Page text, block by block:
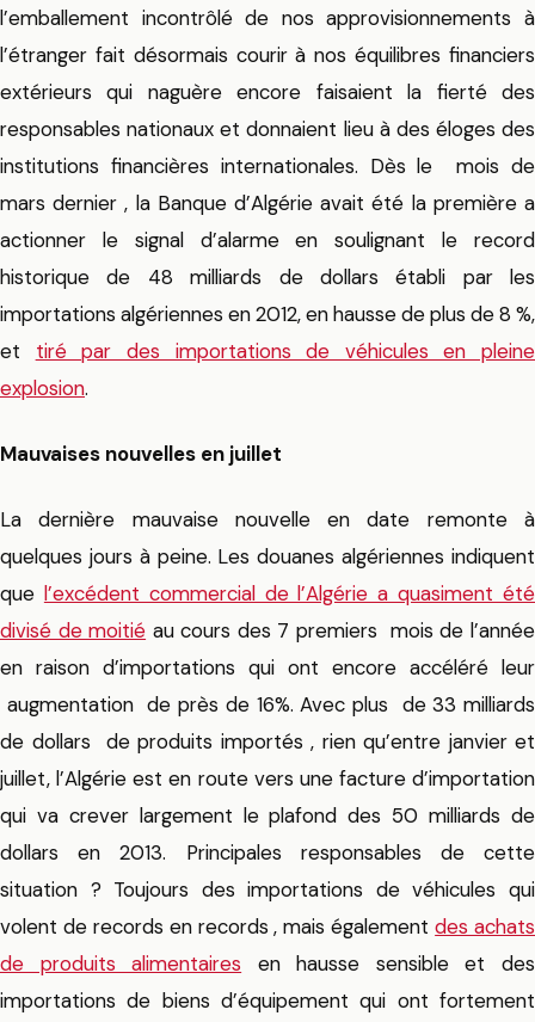
l’emballement incontrôlé de nos approvisionnements à
l’étranger fait désormais courir à nos équilibres financiers
extérieurs qui naguère encore faisaient la fierté des
responsables nationaux et donnaient lieu à des éloges des
institutions financières internationales. Dès le mois de
mars dernier , la Banque d’Algérie avait été la première a
actionner le signal d’alarme en soulignant le record
historique de 48 milliards de dollars établi par les
importations algériennes en 2012, en hausse de plus de 8 %,
et tiré par des importations de véhicules en pleine
explosion.
Mauvaises nouvelles en juillet
La dernière mauvaise nouvelle en date remonte à
quelques jours à peine. Les douanes algériennes indiquent
que l’excédent commercial de l’Algérie a quasiment été
divisé de moitié au cours des 7 premiers mois de l’année
en raison d’importations qui ont encore accéléré leur
augmentation de près de 16%. Avec plus de 33 milliards
de dollars de produits importés , rien qu’entre janvier et
juillet, l’Algérie est en route vers une facture d’importation
qui va crever largement le plafond des 50 milliards de
dollars en 2013. Principales responsables de cette
situation ? Toujours des importations de véhicules qui
volent de records en records , mais égalementdes achats
de produits alimentaires en hausse sensible et des
importations de biens d’équipement qui ont fortement